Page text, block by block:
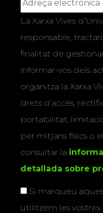
La Xarxa Vives
responsable,
finalitat de
informar-vos dels
organitza la Xarxa
drets d’accés,
portabilitat,
per mitjans físics o
consultar la
detallada sobre
Si marqueu
utilitzem les vostres